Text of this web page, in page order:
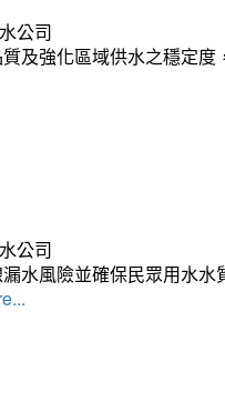
公司
及強化區域供水之穩定
公司
水風險並確保民眾用水